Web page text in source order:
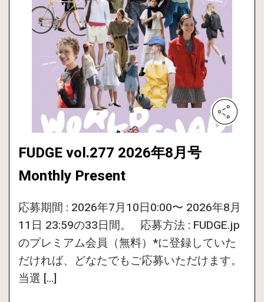
FUDGE vol.277 2026年8月号
Monthly Present
応募期間 : 2026年7月10日0:00〜 2026年8月
11日 23:59の33日間。 応募方法 : FUDGE.jp
のプレミアム会員（無料）*に登録していた
だければ、どなたでもご応募いただけます。
当選 […]